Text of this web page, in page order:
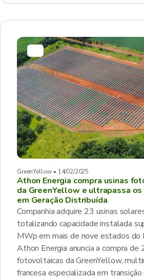
GreenYellow • 14/02/2025
Athon Energia compra usinas
da GreenYellow e ultrapassa os
em Geração Distribuída
Companhia adquire 23 usinas
totalizando capacidade instalada
MWp em mais de nove estados
Athon Energia anuncia a compra de
fotovoltaicas da GreenYellow,
francesa especializada em